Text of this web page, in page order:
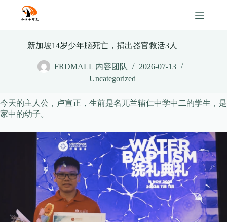
content
新加坡14岁少年脑死亡，捐出器官救活3人
FRDMALL 内容团队
2026-07-13
Uncategorized
今天的主人公，卢宣正，生前是名兀兰辅仁中学中二的学生，是
家中的幼子。